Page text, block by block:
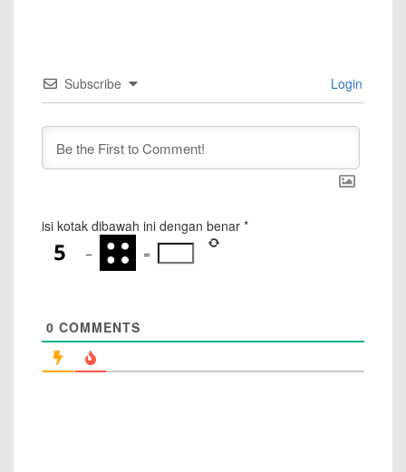
Subscribe Login
isi kotak dibawah ini dengan benar *
−
=
0 COMMENTS